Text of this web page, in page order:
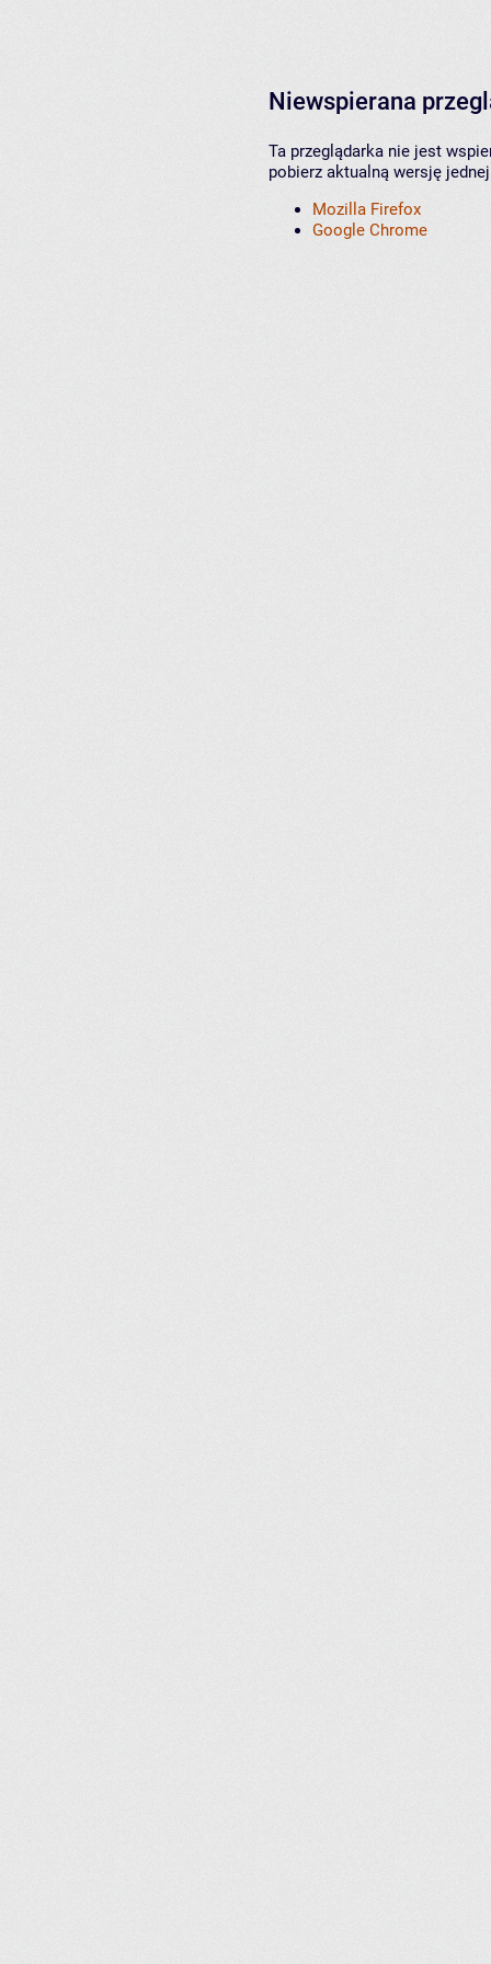
Niewspierana
Ta przeglądarka nie jest
pobierz aktualną wersję
Mozilla Firefox
Google Chrome